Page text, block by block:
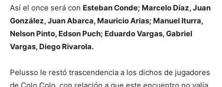
Así el once será con Esteban Conde; Marcelo Díaz, Juan
González, Juan Abarca, Mauricio Arias; Manuel Iturra,
Nelson Pinto, Edson Puch; Eduardo Vargas, Gabriel
Vargas, Diego Rivarola.
Pelusso le restó trascendencia a los dichos de jugadores